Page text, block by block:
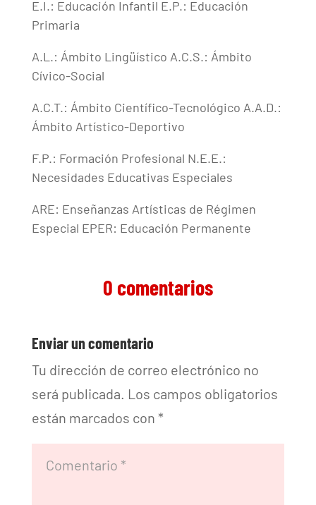
E.I.: Educación Infantil E.P.: Educación
Primaria
A.L.: Ámbito Lingüístico A.C.S.: Ámbito
Cívico-Social
A.C.T.: Ámbito Científico-Tecnológico A.A.D.:
Ámbito Artístico-Deportivo
F.P.: Formación Profesional N.E.E.:
Necesidades Educativas Especiales
ARE: Enseñanzas Artísticas de Régimen
Especial EPER: Educación Permanente
0 comentarios
Enviar un comentario
Tu dirección de correo electrónico no
será publicada. Los campos obligatorios
están marcados con *